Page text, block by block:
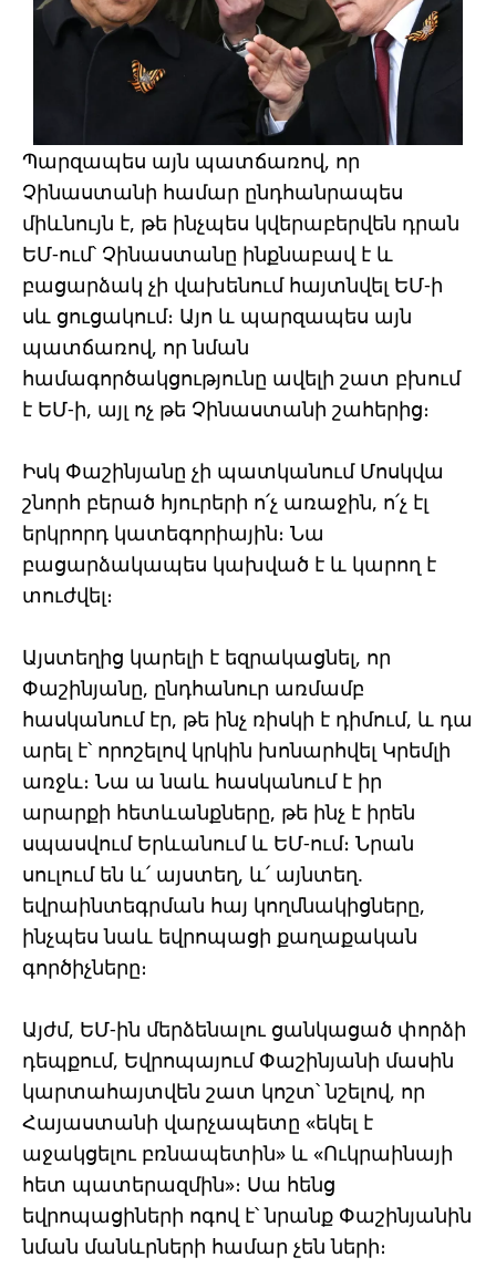
Պարզապես այն պատճառով, որ
Չինաստանի համար ընդհանրապես
միևնույն է, թե ինչպես կվերաբերվեն դրան
ԵՄ-ում՝ Չինաստանը ինքնաբավ է և
բացարձակ չի վախենում հայտնվել ԵՄ-ի
սև ցուցակում։ Այո և պարզապես այն
պատճառով, որ նման
համագործակցությունը ավելի շատ բխում
է ԵՄ-ի, այլ ոչ թե Չինաստանի շահերից։
Իսկ Փաշինյանը չի պատկանում Մոսկվա
շնորհ բերած հյուրերի ո՛չ առաջին, ո՛չ էլ
երկրորդ կատեգորիային։ Նա
բացարձակապես կախված է և կարող է
տուժվել։
Այստեղից կարելի է եզրակացնել, որ
Փաշինյանը, ընդհանուր առմամբ
հասկանում էր, թե ինչ ռիսկի է դիմում, և դա
արել է՝ որոշելով կրկին խոնարհվել Կրեմլի
առջև։ Նա ա նաև հասկանում է իր
արարքի հետևանքները, թե ինչ է իրեն
սպասվում Երևանում և ԵՄ-ում։ Նրան
սուլում են և՛ այստեղ, և՛ այնտեղ.
եվրաինտեգրման հայ կողմնակիցները,
ինչպես նաև եվրոպացի քաղաքական
գործիչները։
Այժմ, ԵՄ-ին մերձենալու ցանկացած փորձի
դեպքում, Եվրոպայում Փաշինյանի մասին
կարտահայտվեն շատ կոշտ՝ նշելով, որ
Հայաստանի վարչապետը «եկել է
աջակցելու բռնապետին» և «Ուկրաինայի
հետ պատերազմին»։ Սա հենց
եվրոպացիների ոգով է՝ նրանք Փաշինյանին
նման մանևրների համար չեն ների։